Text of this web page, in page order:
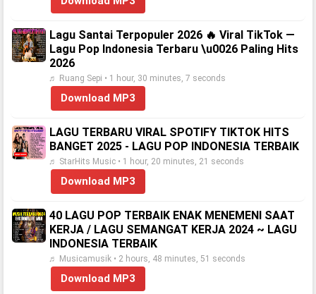
Lagu Santai Terpopuler 2026 🔥 Viral TikTok —
Lagu Pop Indonesia Terbaru \u0026 Paling Hits
2026
♬ Ruang Sepi • 1 hour, 30 minutes, 7 seconds
Download MP3
LAGU TERBARU VIRAL SPOTIFY TIKTOK HITS
BANGET 2025 - LAGU POP INDONESIA TERBAIK
♬ StarHits Music • 1 hour, 20 minutes, 21 seconds
Download MP3
40 LAGU POP TERBAIK ENAK MENEMENI SAAT
KERJA / LAGU SEMANGAT KERJA 2024 ~ LAGU
INDONESIA TERBAIK
♬ Musicamusik • 2 hours, 48 minutes, 51 seconds
Download MP3